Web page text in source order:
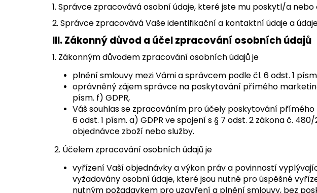
1. Správce zpracovává osobní údaje, které jste mu poskytl/a
2. Správce zpracovává Vaše identifikační a kontaktní údaje a
III.Zákonný důvod a účel zpracování osobních údajů
1. Zákonným důvodem zpracování osobních údajů je
plnění smlouvy mezi Vámi a správcem podle čl. 6 odst. 1
oprávněný zájem správce na poskytování přímého
písm. f) GDPR,
Váš souhlas se zpracováním pro účely poskytování
6 odst. 1 písm. a) GDPR ve spojení s § 7 odst. 2 zákona č.
objednávce zboží nebo služby.
2. Účelem zpracování osobních údajů je
vyřízení Vaší objednávky a výkon práv a povinností
vyžadovány osobní údaje, které jsou nutné pro úspěšné
nutným požadavkem pro uzavření a plnění smlouvy, bez